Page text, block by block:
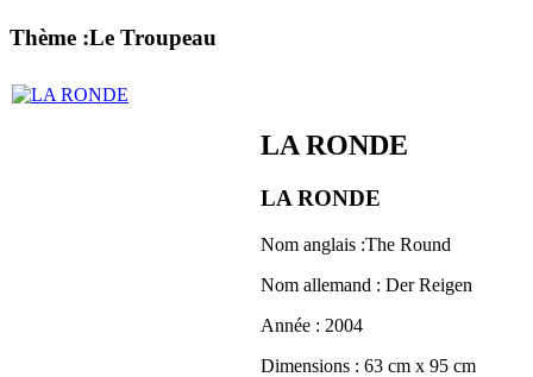
Thème :Le Troupeau
LA RONDE
LA RONDE
Nom anglais :The Round
Nom allemand : Der Reigen
Année : 2004
Dimensions : 63 cm x 95 cm